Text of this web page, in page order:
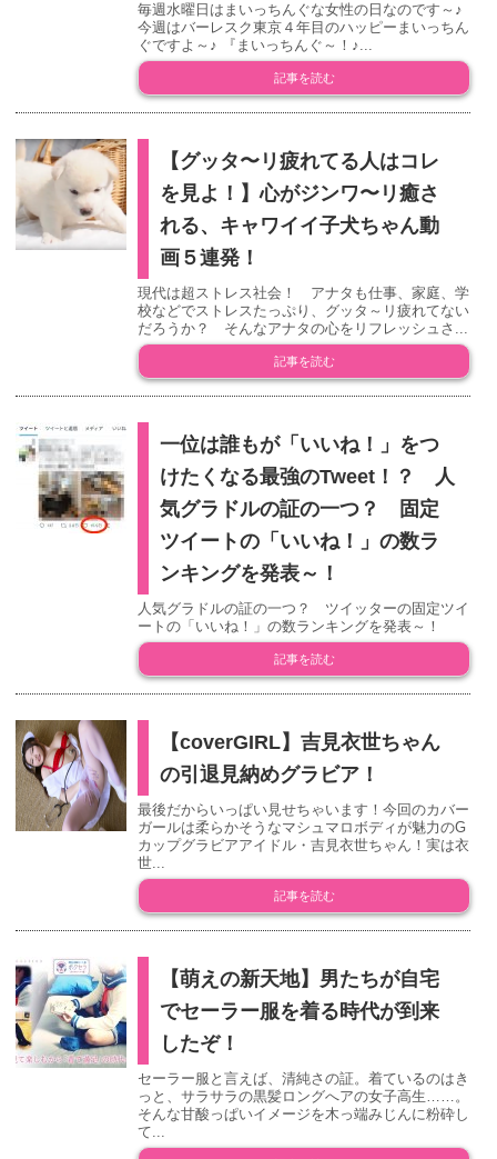
毎週水曜日はまいっちんぐな女性の日なのです～♪
今週はバーレスク東京４年目のハッピーまいっちん
ぐですよ～♪ 『まいっちんぐ～！♪...
記事を読む
【グッタ〜リ疲れてる人はコレ
を見よ！】心がジンワ〜リ癒さ
れる、キャワイイ子犬ちゃん動
画５連発！
現代は超ストレス社会！ アナタも仕事、家庭、学
校などでストレスたっぷり、グッタ～リ疲れてない
だろうか？ そんなアナタの心をリフレッシュさ...
記事を読む
一位は誰もが「いいね！」をつ
けたくなる最強のTweet！？ 人
気グラドルの証の一つ？ 固定
ツイートの「いいね！」の数ラ
ンキングを発表～！
人気グラドルの証の一つ？ ツイッターの固定ツイ
ートの「いいね！」の数ランキングを発表～！
記事を読む
【coverGIRL】吉見衣世ちゃん
の引退見納めグラビア！
最後だからいっぱい見せちゃいます！今回のカバー
ガールは柔らかそうなマシュマロボディが魅力のG
カップグラビアアイドル・吉見衣世ちゃん！実は衣
世...
記事を読む
【萌えの新天地】男たちが自宅
でセーラー服を着る時代が到来
したぞ！
セーラー服と言えば、清純さの証。着ているのはき
っと、サラサラの黒髪ロングへアの女子高生……。
そんな甘酸っぱいイメージを木っ端みじんに粉砕し
て...